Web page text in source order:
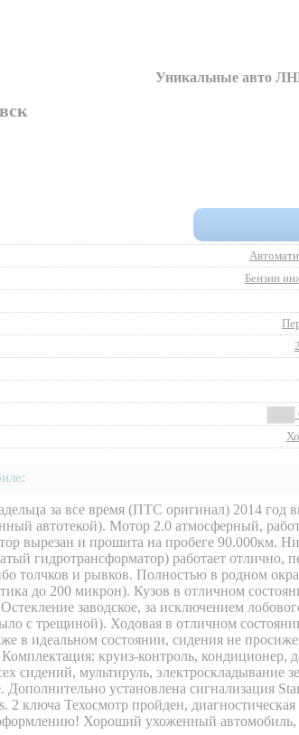
Уникальные авто
Бензин
за все время (ПТС оригинал) 2014 год
автотекой). Мотор 2.0 атмосферный,
вырезан и прошита на пробеге 90.000км.
гидротрансформатор) работает отлично,
толчков и рывков. Полностью в родном
до 200 микрон). Кузов в отличном
заводское, за исключением
с трещиной). Ходовая в отличном
в идеальном состоянии, сидения не
круиз-контроль, кондиционер,
сидений, мультируль, электроскладывание
Дополнительно установлена сигнализация
2 ключа Техосмотр пройден, диагностическая
Хороший ухоженный автомобиль,